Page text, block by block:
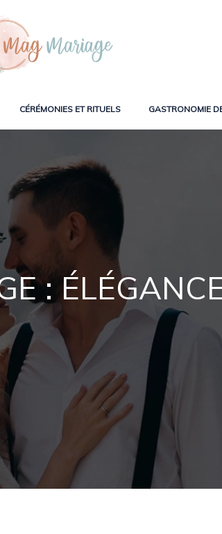
CÉRÉMONIES ET RITUELS GASTRONOMIE
: